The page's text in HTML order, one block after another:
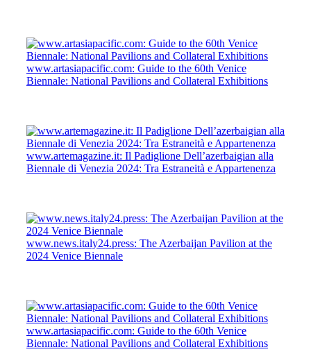
www.artasiapacific.com: Guide to the 60th Venice
Biennale: National Pavilions and Collateral Exhibitions
www.artemagazine.it: Il Padiglione Dell’azerbaigian alla
Biennale di Venezia 2024: Tra Estraneità e Appartenenza
www.news.italy24.press: The Azerbaijan Pavilion at the
2024 Venice Biennale
www.artasiapacific.com: Guide to the 60th Venice
Biennale: National Pavilions and Collateral Exhibitions